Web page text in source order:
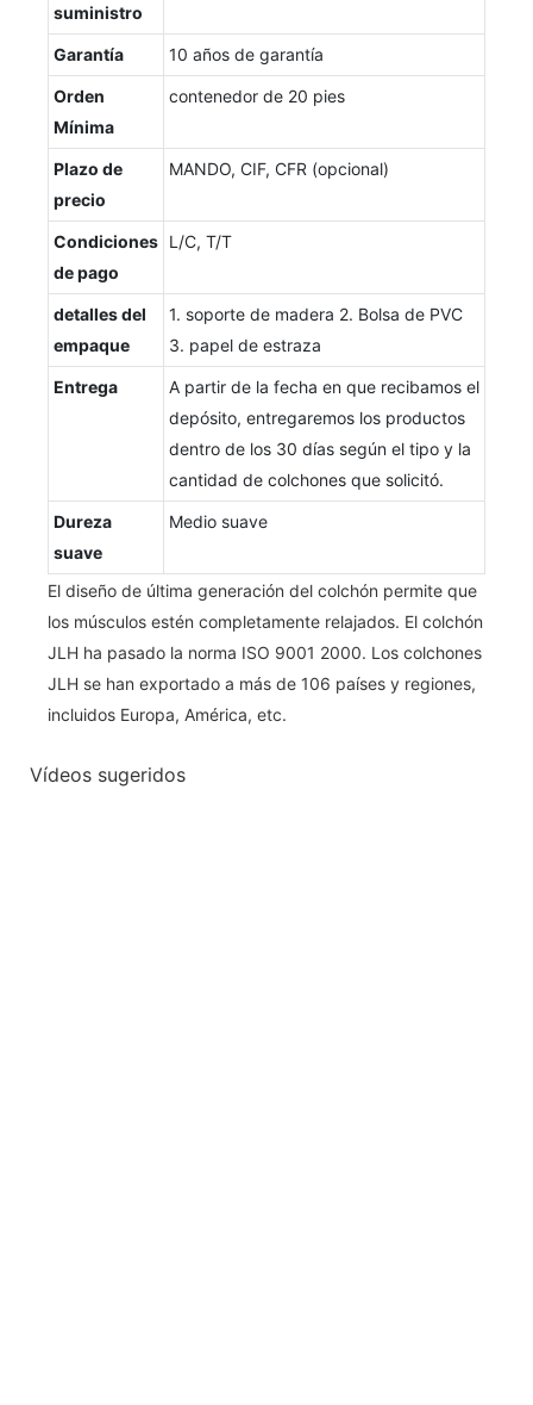
suministro
Garantía 10 años de garantía
Orden
Mínima
contenedor de 20 pies
Plazo de
precio
MANDO, CIF, CFR (opcional)
Condiciones
de pago
L/C, T/T
detalles del
empaque
1. soporte de madera 2. Bolsa de PVC
3. papel de estraza
Entrega
A partir de la fecha en que recibamos el
depósito, entregaremos los productos
dentro de los 30 días según el tipo y la
cantidad de colchones que solicitó.
Dureza
suave
Medio suave
El diseño de última generación del colchón permite que
los músculos estén completamente relajados. El colchón
JLH ha pasado la norma ISO 9001 2000. Los colchones
JLH se han exportado a más de 106 países y regiones,
incluidos Europa, América, etc.
Vídeos sugeridos